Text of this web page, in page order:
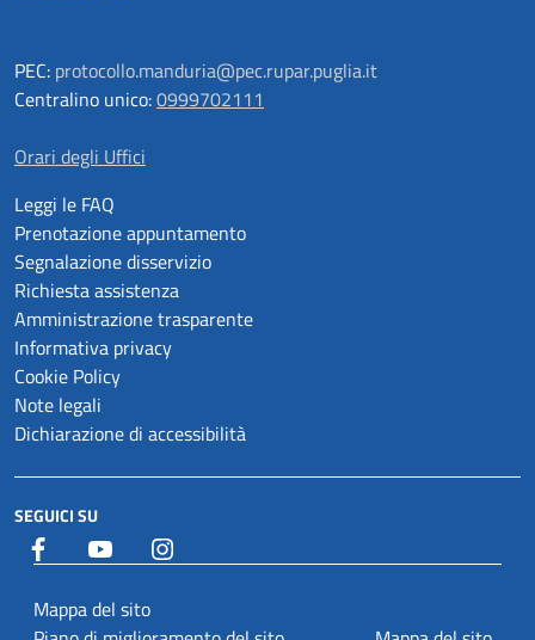
PEC: protocollo.manduria@pec.rupar.puglia.it
Centralino unico:0999702111
Orari degli Uffici
Leggi le FAQ
Prenotazione appuntamento
Segnalazione disservizio
Richiesta assistenza
Amministrazione trasparente
Informativa privacy
Cookie Policy
Note legali
Dichiarazione di accessibilità
SEGUICI SU
Facebook YouTube
Mappa del sito